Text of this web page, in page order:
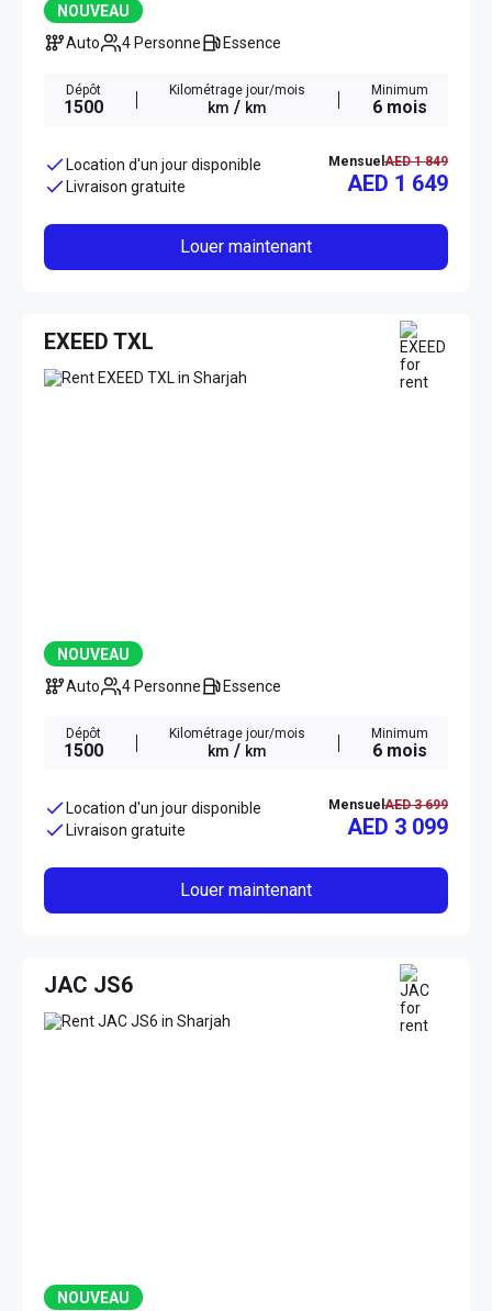
NOUVEAU
Auto
4 Personne Essence
Dépôt
1500
Kilométrage jour/mois
km / km
Minimum
6 mois
Location d'un jour disponible
Livraison gratuite
Mensuel AED 1 849
AED 1 649
Louer maintenant
EXEED TXL
NOUVEAU
Auto
4 Personne Essence
Dépôt
1500
Kilométrage jour/mois
km / km
Minimum
6 mois
Location d'un jour disponible
Livraison gratuite
Mensuel AED 3 699
AED 3 099
Louer maintenant
JAC JS6
NOUVEAU